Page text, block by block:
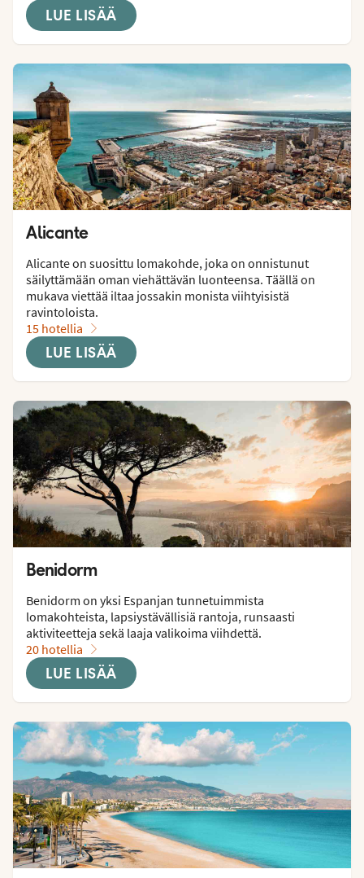
LUE LISÄÄ
Alicante
Alicante on suosittu lomakohde, joka on onnistunut
säilyttämään oman viehättävän luonteensa. Täällä on
mukava viettää iltaa jossakin monista viihtyisistä
ravintoloista.
15 hotellia
LUE LISÄÄ
Benidorm
Benidorm on yksi Espanjan tunnetuimmista
lomakohteista, lapsiystävällisiä rantoja, runsaasti
aktiviteetteja sekä laaja valikoima viihdettä.
20 hotellia
LUE LISÄÄ